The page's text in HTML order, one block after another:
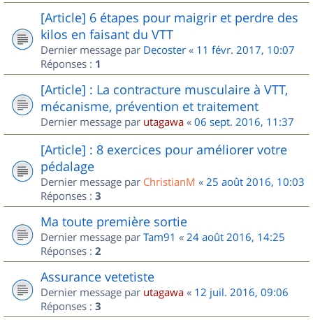
[Article] 6 étapes pour maigrir et perdre des
kilos en faisant du VTT
Dernier message par Decoster « 11 févr. 2017, 10:07
Réponses : 1
[Article] : La contracture musculaire à VTT,
mécanisme, prévention et traitement
Dernier message par utagawa « 06 sept. 2016, 11:37
[Article] : 8 exercices pour améliorer votre
pédalage
Dernier message par ChristianM « 25 août 2016, 10:03
Réponses : 3
Ma toute première sortie
Dernier message par Tam91 « 24 août 2016, 14:25
Réponses : 2
Assurance vetetiste
Dernier message par utagawa « 12 juil. 2016, 09:06
Réponses : 3